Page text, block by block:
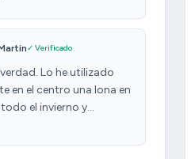
✓ Verificado
Lo he utilizado
en el centro una lona en
el invierno y
a pesar del cloro y